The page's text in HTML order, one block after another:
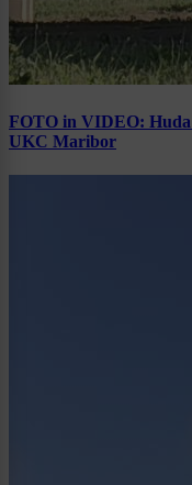
FOTO in VIDEO: Huda
UKC Maribor